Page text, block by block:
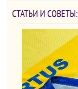
СТАТЬИ И СОВЕТЫ: